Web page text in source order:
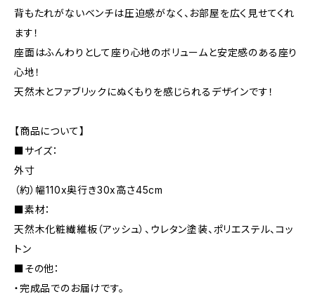
背もたれがないベンチは圧迫感がなく、お部屋を広く見せてくれ
ます！
座面はふんわりとして座り心地のボリュームと安定感のある座り
心地！
天然木とファブリックにぬくもりを感じられるデザインです！
【商品について】
■サイズ：
外寸
（約）幅110x奥行き30x高さ45cm
■素材：
天然木化粧繊維板（アッシュ）、ウレタン塗装、ポリエステル、コッ
トン
■その他：
・完成品でのお届けです。